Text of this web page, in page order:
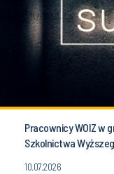
Pracownicy WOIZ w
Szkolnictwa
10.07.2026